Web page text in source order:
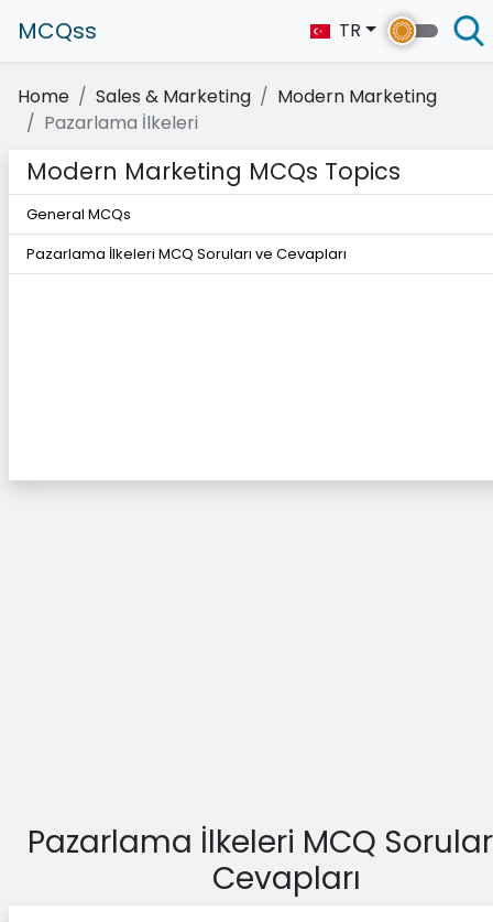
MCQss TR
Home Sales & Marketing
Modern Marketing
Pazarlama İlkeleri
Modern Marketing MCQs Topics
General MCQs
Pazarlama İlkeleri MCQ Soruları ve Cevapları
Pazarlama İlkeleri MCQ
Cevapları